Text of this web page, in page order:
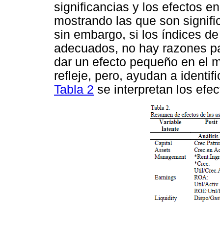
significancias y los efectos
mostrando las que son
sin embargo, si los índices
adecuados, no hay razones
dar un efecto pequeño en el
refleje, pero, ayudan a
Tabla 2 se interpretan los